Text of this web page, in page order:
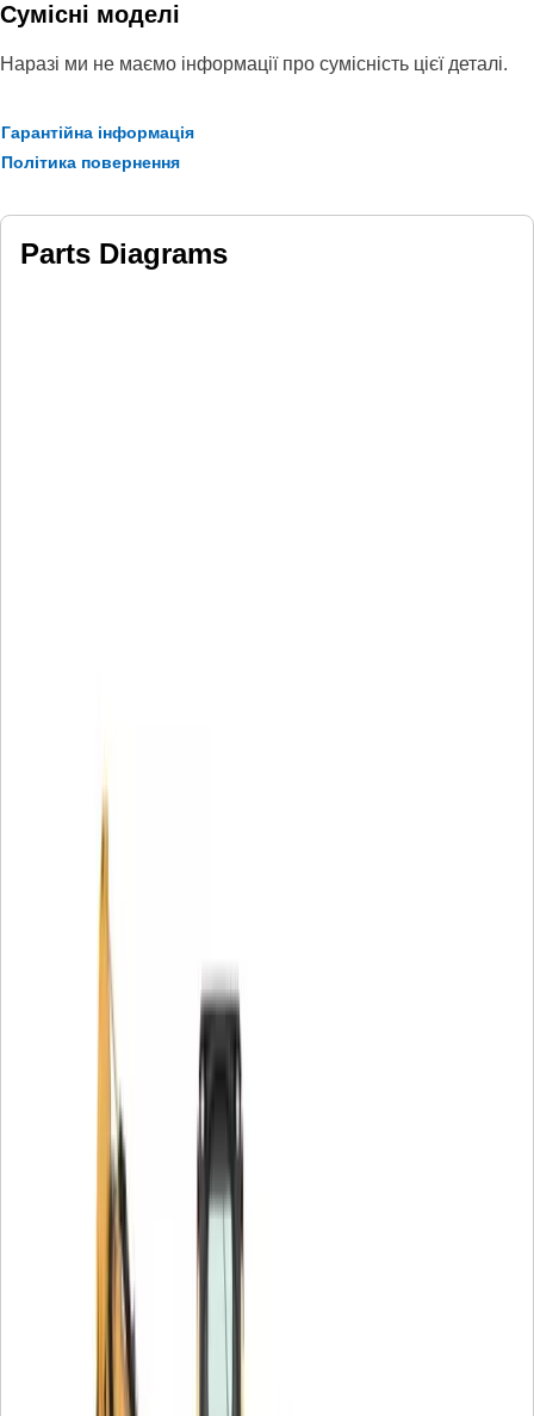
Сумісні моделі
Наразі ми не маємо інформації про сумісність цієї деталі.
Гарантійна інформація
Політика повернення
Parts Diagrams